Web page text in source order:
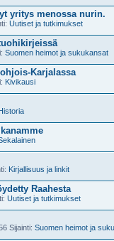
yritys menossa nurin.
Uutiset ja tutkimukset
Suomen heimot ja sukukansat
Karjalassa
Kivikausi
Kirjallisuus ja linkit
Raahesta
Uutiset ja tutkimukset
Sijainti: Suomen heimot ja